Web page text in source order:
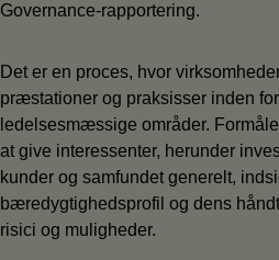
Governance-rapportering.
Det er en proces, hvor
præstationer og praksisser inden
ledelsesmæssige områder.
at give interessenter, herunder
kunder og samfundet generelt,
bæredygtighedsprofil og dens
risici og muligheder.